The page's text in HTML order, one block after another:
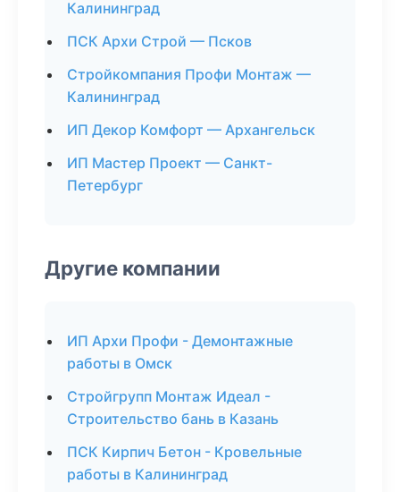
Калининград
ПСК Архи Строй — Псков
Стройкомпания Профи Монтаж —
Калининград
ИП Декор Комфорт — Архангельск
ИП Мастер Проект — Санкт-
Петербург
Другие компании
ИП Архи Профи - Демонтажные
работы в Омск
Стройгрупп Монтаж Идеал -
Строительство бань в Казань
ПСК Кирпич Бетон - Кровельные
работы в Калининград